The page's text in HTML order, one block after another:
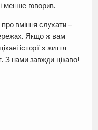
менше говорив.
вміння слухати –
Якщо ж вам
історії з життя
З нами завжди цікаво!